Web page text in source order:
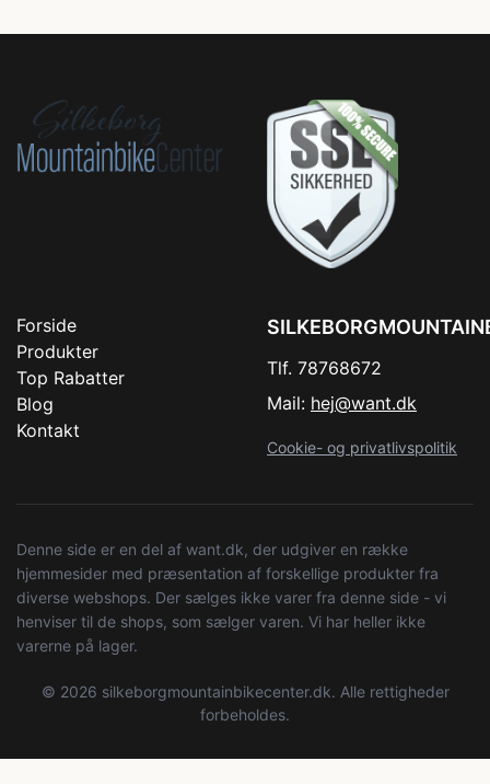
Forside
Produkter
Top Rabatter
Blog
Kontakt
Tlf. 78768672
Mail: hej@want.dk
Cookie- og privatlivspolitik
Denne side er en del af want.dk, der udgiver en række
hjemmesider med præsentation af forskellige produkter fra
diverse webshops. Der sælges ikke varer fra denne side - vi
henviser til de shops, som sælger varen. Vi har heller ikke
varerne på lager.
© 2026 silkeborgmountainbikecenter.dk. Alle rettigheder
forbeholdes.